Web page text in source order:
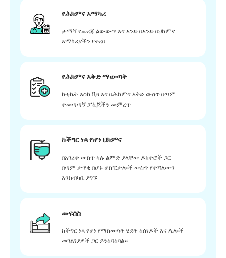
የሕክምና አማካሪ
ታማኝ የመረጃ ልውውጥ እና አንድ በአንድ በህክምና
አማካሪያችን የቀረበ
የሕክምና እቅድ ማውጣት
ከቲኬት እስከ ቪዛ እና በሕክምና እቅድ ውስጥ በጣም
ተመጣጣኝ ፓኬጆችን መምረጥ
ከችግር ነጻ የሆነ ህክምና
በአገሪቱ ውስጥ ካሉ ልምድ ያላቸው ዶክተሮች ጋር
በጣም ታዋቂ በሆኑ ሆስፒታሎች ውስጥ የተሻለውን
እንክብካቤ ያግኙ
መፍሰስ
ከችግር ነጻ የሆነ የማስወጣት ሂደት ከሰነዶች እና ሌሎች
መገልገያዎች ጋር ይንከባከባል።